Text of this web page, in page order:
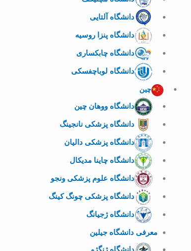
دانشگاه آلتایی
دانشگاه پنزا روسیه
دانشگاه چابکساری
دانشگاه لوباچفسکی
چین
دانشگاه ووهان چین
دانشگاه پزشکی نانجینگ
دانشگاه پزشکی دالیان
دانشگاه چاینا مدیکال
دانشگاه علوم پزشکی ونجو
دانشگاه پزشکی چونگ کینگ
دانشگاه ژجیانگ
معرفی دانشگاه جیلین